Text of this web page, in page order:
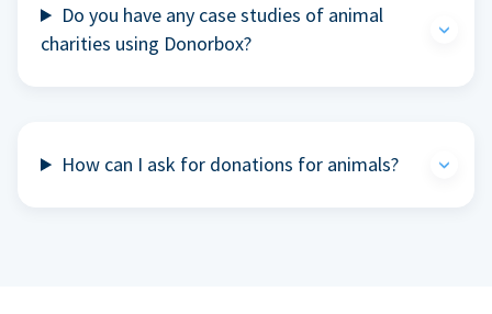
Do you have any case studies of animal
charities using Donorbox?
How can I ask for donations for animals?